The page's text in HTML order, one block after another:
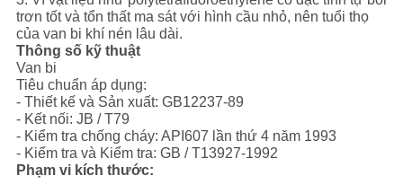
trơn tốt và tổn thất ma sát với hình cầu nhỏ, nên tuổi thọ
của van bi khí nén lâu dài.
Thông số kỹ thuật
Van bi
Tiêu chuẩn áp dụng:
- Thiết kế và Sản xuất: GB12237-89
- Kết nối: JB / T79
- Kiểm tra chống cháy: API607 lần thứ 4 năm 1993
- Kiểm tra và Kiểm tra: GB / T13927-1992
Phạm vi kích thước: